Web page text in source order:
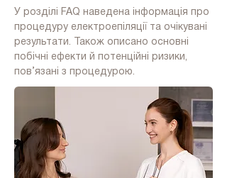
У розділі FAQ наведена інформація про
процедуру електроепіляції та очікувані
результати. Також описано основні
побічні ефекти й потенційні ризики,
пов’язані з процедурою.